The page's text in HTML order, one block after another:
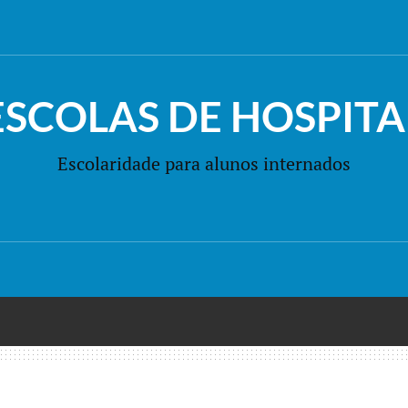
DE
Escolaridade para alunos internados